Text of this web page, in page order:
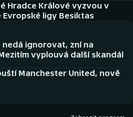
Hradce Králové vyzvou v
Evropské ligy Besiktas
nedá ignorovat, zní na
vyplouvá další skandál
Manchester United, nově